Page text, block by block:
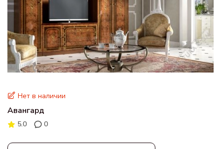
Нет в наличии
Авангард
5.0 0